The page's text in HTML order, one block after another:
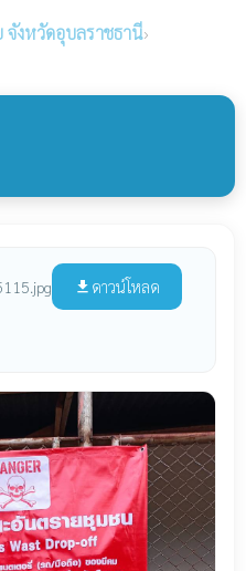
จังหวัดอุบลราชธานี›
file_download ดาวน์โหลด